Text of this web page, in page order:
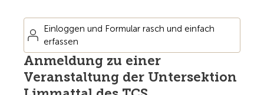
Einloggen und Formular rasch und einfach
erfassen
Anmeldung zu einer
Veranstaltung der Untersektion